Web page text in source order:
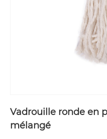
Vadrouille ronde en
mélangé